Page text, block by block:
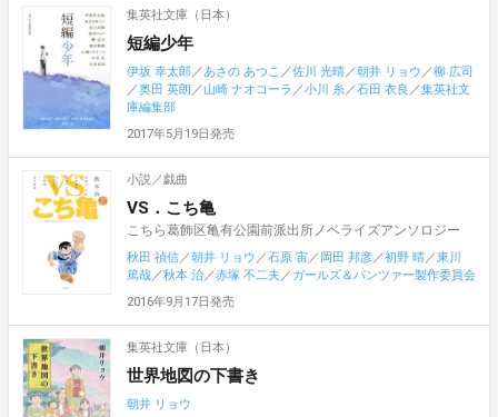
集英社文庫（日本）
短編少年
伊坂 幸太郎／あさの あつこ ／佐川 光晴／朝井 リョウ ／柳 広司
／奥田 英朗 ／ 山崎 ナオコーラ ／小川 糸／石田 衣良 ／集英社文
庫編集部
2017年5月19日発売
小説／戯曲
VS．こち亀
こちら葛飾区亀有公園前派出所ノベライズアンソロジー
秋田 禎信／朝井 リョウ ／石原 宙／ 岡田 邦彦／初野 晴／東川
篤哉／秋本 治／赤塚 不二夫 ／ ガールズ＆パンツァー製作委員会
2016年9月17日発売
集英社文庫（日本）
世界地図の下書き
朝井 リョウ